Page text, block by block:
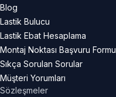
Blog
Lastik Bulucu
Lastik Ebat Hesaplama
Montaj Noktası Başvuru Formu
Sıkça Sorulan Sorular
Müşteri Yorumları
Sözleşmeler